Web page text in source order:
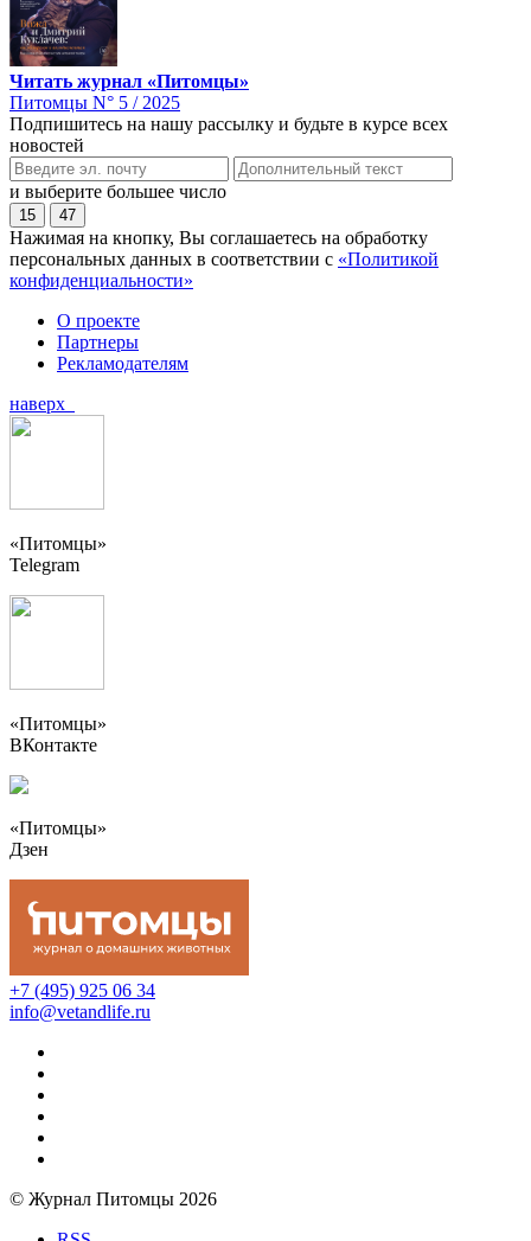
Читать журнал «Питомцы»
Питомцы N° 5 / 2025
Подпишитесь на нашу рассылку и будьте в курсе всех
новостей
и выберите большее число
15 47
Нажимая на кнопку, Вы соглашаетесь на обработку
персональных данных в соответствии с «Политикой
конфиденциальности»
О проекте
Партнеры
Рекламодателям
наверх
«Питомцы»
Telegram
«Питомцы»
ВКонтакте
«Питомцы»
Дзен
+7 (495) 925 06 34
info@vetandlife.ru
© Журнал Питомцы 2026